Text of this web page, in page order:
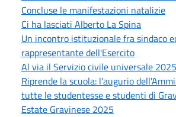
Concluse le manifestazioni natalizie
Ci ha lasciati Alberto La Spina
Un incontro istituzionale fra sindaco
rappresentante dell'Esercito
Al via il Servizio civile universale 2025
Riprende la scuola: l'augurio
tutte le studentesse e studenti di
Estate Gravinese 2025